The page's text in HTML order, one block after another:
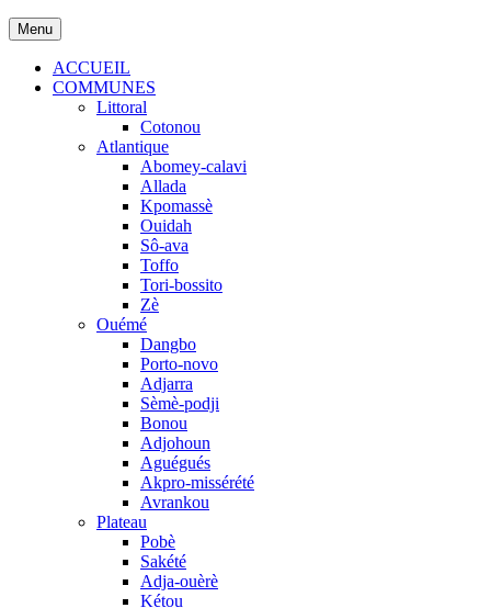
Menu
ACCUEIL
COMMUNES
Littoral
Cotonou
Atlantique
Abomey-calavi
Allada
Kpomassè
Ouidah
Sô-ava
Toffo
Tori-bossito
Zè
Ouémé
Dangbo
Porto-novo
Adjarra
Sèmè-podji
Bonou
Adjohoun
Aguégués
Akpro-missérété
Avrankou
Plateau
Pobè
Sakété
Adja-ouèrè
Kétou